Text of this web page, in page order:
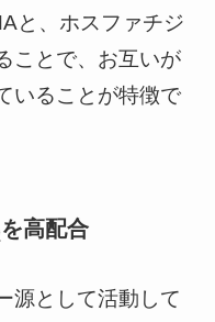
と、ホスファチジ
ことで、お互いが
いることが特徴で
を高配合
源として活動して